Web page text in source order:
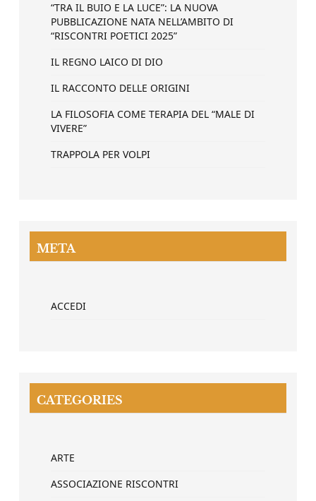
“TRA IL BUIO E LA LUCE”: LA NUOVA
PUBBLICAZIONE NATA NELL’AMBITO DI
“RISCONTRI POETICI 2025”
IL REGNO LAICO DI DIO
IL RACCONTO DELLE ORIGINI
LA FILOSOFIA COME TERAPIA DEL “MALE DI
VIVERE”
TRAPPOLA PER VOLPI
META
ACCEDI
CATEGORIES
ARTE
ASSOCIAZIONE RISCONTRI